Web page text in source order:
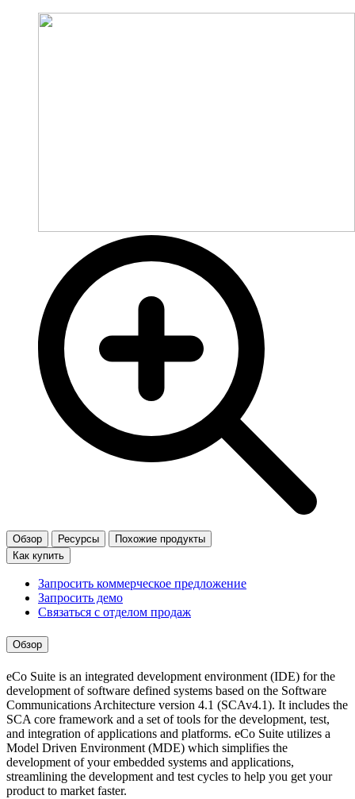
Обзор Ресурсы
Похожие продукты
Как купить
Запросить коммерческое предложение
Запросить демо
Связаться с отделом продаж
Обзор
eCo Suite is an integrated development environment (IDE) for the
development of software defined systems based on the Software
Communications Architecture version 4.1 (SCAv4.1). It includes the
SCA core framework and a set of tools for the development, test,
and integration of applications and platforms. eCo Suite utilizes a
Model Driven Environment (MDE) which simplifies the
development of your embedded systems and applications,
streamlining the development and test cycles to help you get your
product to market faster.